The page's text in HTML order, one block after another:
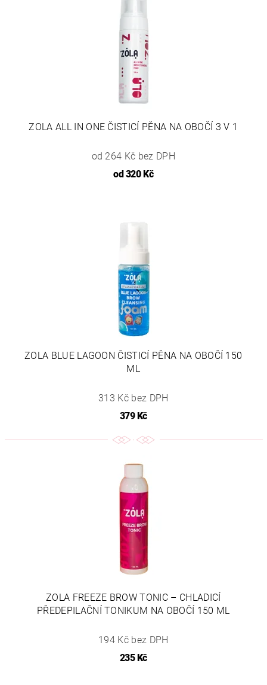
ZOLA ALL IN ONE ČISTICÍ PĚNA NA OBOČÍ 3 V 1
od 264 Kč bez DPH
od 320 Kč
ZOLA BLUE LAGOON ČISTICÍ PĚNA NA OBOČÍ 150
ML
313 Kč bez DPH
379 Kč
ZOLA FREEZE BROW TONIC – CHLADICÍ
PŘEDEPILAČNÍ TONIKUM NA OBOČÍ 150 ML
194 Kč bez DPH
235 Kč